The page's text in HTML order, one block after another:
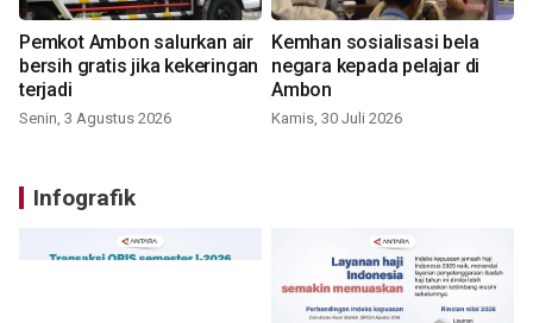
Pemkot Ambon salurkan air
bersih gratis jika kekeringan
terjadi
Senin, 3 Agustus 2026
Kemhan sosialisasi bela
negara kepada pelajar di
Ambon
Kamis, 30 Juli 2026
Infografik